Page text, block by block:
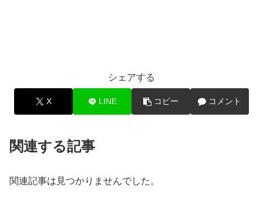
シェアする
X LINE コピー コメント
関連する記事
関連記事は見つかりませんでした。